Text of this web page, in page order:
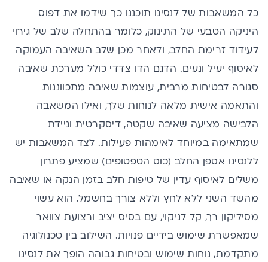
כל המשאבות של לנסינו תוכננו כך שידמו את דפוס
היניקה הטבעי של התינוק, כלומר בהתחלה שלב של גירוי
לעידוד זרימת החלב, ולאחר מכן שלב השאיבה העמוקה
לאיסוף יעיל ונעים. הדגם הדו צדדי כולל מערכת שאיבה
סגורה לבטיחות מרבית, עוצמות שאיבה מתכווננות
והתאמה אישית מלאה לנוחות שלך, ואילו המשאבה
הלבישה מציעה שאיבה שקטה, דיסקרטית וניידת
שמתאימה במיוחד לאימהות פעילות. לצד המשאבות יש
ללנסינו אספן החלב (כוס הטפטופים) שמציע פתרון
משלים לאיסוף עדין של טיפות חלב בזמן הנקה או שאיבה
מהשד השני ללא לחץ וללא צורך בחשמל. הוא עשוי
מסיליקון רך, קל לניקוי, עם בסיס יציב ורצועת צוואר
שמאפשרת שימוש בידיים פנויות. השילוב בין טכנולוגיה
מתקדמת, נוחות שימוש ובטיחות גבוהה הופך את לנסינו